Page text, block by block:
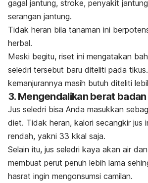
gagal jantung, stroke, penyakit
serangan jantung.
Tidak heran bila tanaman ini
herbal.
Meski begitu, riset ini mengatakan
seledri tersebut baru diteliti pada
kemanjurannya masih butuh diteliti
3. Mengendalikan berat badan
Jus seledri bisa Anda masukkan
diet. Tidak heran, kalori secangkir jus
rendah, yakni 33 kkal saja.
Selain itu, jus seledri kaya akan air dan
membuat perut penuh lebih lama
hasrat ingin mengonsumsi camilan.